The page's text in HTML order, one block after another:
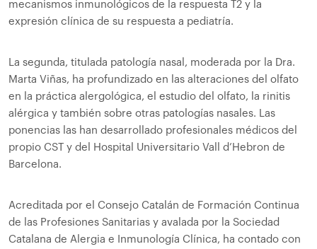
mecanismos inmunológicos de la respuesta T2 y la
expresión clínica de su respuesta a pediatría.
La segunda, titulada patología nasal, moderada por la Dra.
Marta Viñas, ha profundizado en las alteraciones del olfato
en la práctica alergológica, el estudio del olfato, la rinitis
alérgica y también sobre otras patologías nasales. Las
ponencias las han desarrollado profesionales médicos del
propio CST y del Hospital Universitario Vall d’Hebron de
Barcelona.
Acreditada por el Consejo Catalán de Formación Continua
de las Profesiones Sanitarias y avalada por la Sociedad
Catalana de Alergia e Inmunología Clínica, ha contado con